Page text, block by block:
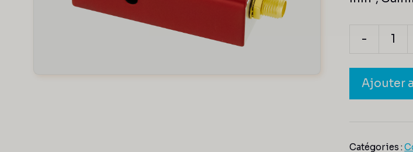
-
de
MT110-
B50A1.5-
Ajouter
Catégories :